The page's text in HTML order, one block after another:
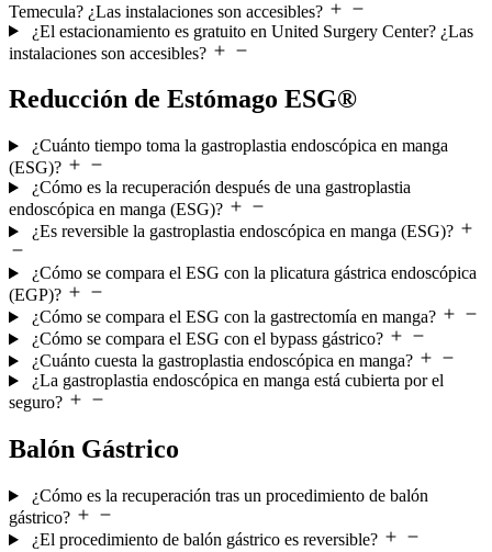
Temecula? ¿Las instalaciones son accesibles?
¿El estacionamiento es gratuito en United Surgery Center? ¿Las
instalaciones son accesibles?
Reducción de Estómago ESG®
¿Cuánto tiempo toma la gastroplastia endoscópica en manga
(ESG)?
¿Cómo es la recuperación después de una gastroplastia
endoscópica en manga (ESG)?
¿Es reversible la gastroplastia endoscópica en manga (ESG)?
¿Cómo se compara el ESG con la plicatura gástrica endoscópica
(EGP)?
¿Cómo se compara el ESG con la gastrectomía en manga?
¿Cómo se compara el ESG con el bypass gástrico?
¿Cuánto cuesta la gastroplastia endoscópica en manga?
¿La gastroplastia endoscópica en manga está cubierta por el
seguro?
Balón Gástrico
¿Cómo es la recuperación tras un procedimiento de balón
gástrico?
¿El procedimiento de balón gástrico es reversible?